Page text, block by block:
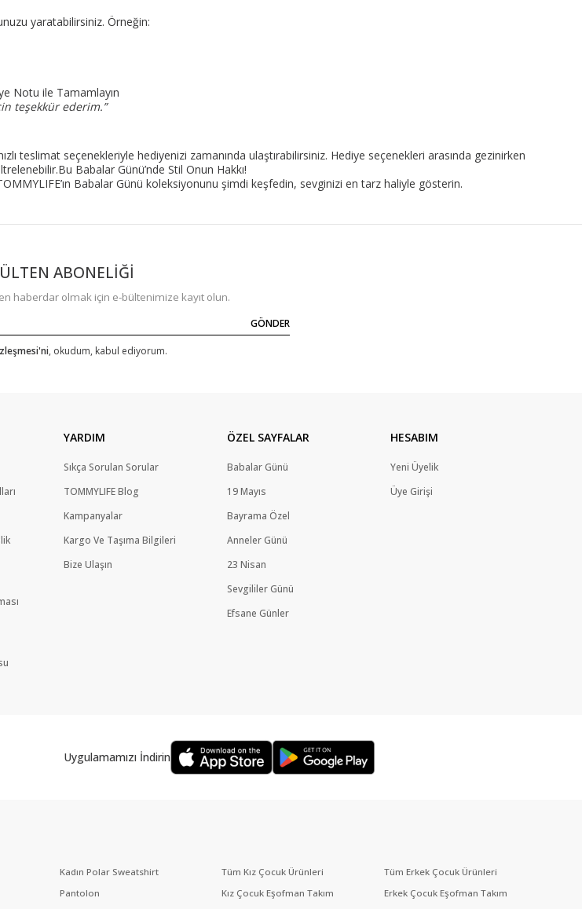
yaratabilirsiniz. Örneğin:
Notu ile Tamamlayın
teşekkür ederim.”
teslimat seçenekleriyle hediyenizi zamanında ulaştırabilirsiniz. Hediye seçenekleri arasında gezinirken
Babalar Günü’nde Stil Onun Hakkı!
Babalar Günü koleksiyonunu şimdi keşfedin, sevginizi en tarz haliyle gösterin.
ABONELİĞİ
haberdar olmak için e-bültenimize kayıt olun.
GÖNDER
, okudum, kabul ediyorum.
YARDIM
Sıkça Sorulan Sorular
TOMMYLIFE Blog
Kampanyalar
Kargo Ve Taşıma Bilgileri
Bize Ulaşın
ÖZEL SAYFALAR
Babalar Günü
19 Mayıs
Bayrama Özel
Anneler Günü
23 Nisan
Sevgililer Günü
Efsane Günler
HESABIM
Yeni Üyelik
Üye Girişi
Uygulamamızı İndirin
Kadın Polar Sweatshirt
Pantolon
Tüm Kız Çocuk Ürünleri
Kız Çocuk Eşofman Takım
Tüm Erkek Çocuk Ürünleri
Erkek Çocuk Eşofman Takım